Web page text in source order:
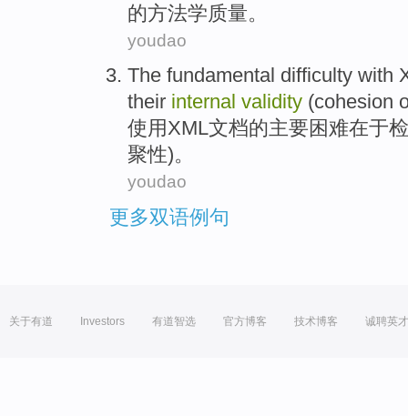
的方法学质量。
youdao
The fundamental difficulty with
their internal validity (cohesion
使用XML文档的主要 困难在于
聚性)。
youdao
更多双语例句
关于有道 Investors 有道智选 官方博客 技术博客 诚聘英才